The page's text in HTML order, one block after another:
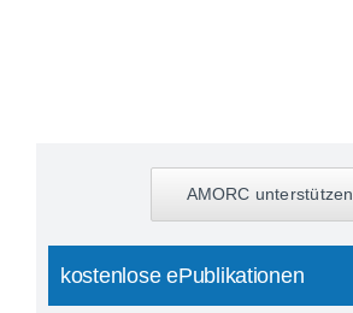
AMORC unterstützen
kostenlose ePublikationen